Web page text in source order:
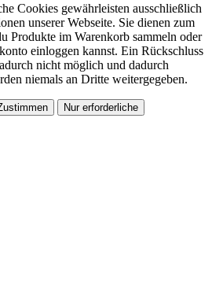
Cookies gewährleisten ausschließlich
unserer Webseite. Sie dienen zum
Produkte im Warenkorb sammeln oder
einloggen kannst. Ein Rückschluss
nicht möglich und dadurch
niemals an Dritte weitergegeben.
Nur erforderliche